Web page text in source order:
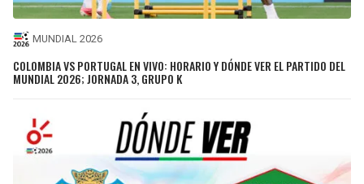
MUNDIAL 2026
COLOMBIA VS PORTUGAL EN VIVO: HORARIO Y DÓNDE VER EL PARTIDO DEL
MUNDIAL 2026; JORNADA 3, GRUPO K